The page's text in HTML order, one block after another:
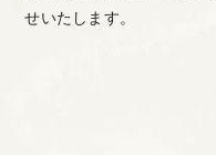
せいたします。